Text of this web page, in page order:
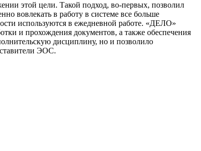
этой цели. Такой подход, во-первых, позволил
вовлекать в работу в системе все больше
используются в ежедневной работе. «ДЕЛО»
и прохождения документов, а также обеспечения
дисциплину, но и позволило
ЭОС.